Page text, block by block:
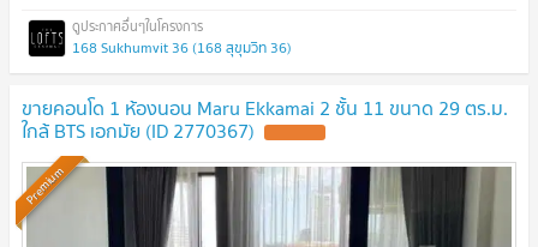
168 Sukhumvit 36 (168 สุขุมวิท 36)
ขายคอนโด 1 ห้องนอน Maru Ekkamai 2 ชั้น 11 ขนาด 29 ตร.ม.
ใกล้ BTS เอกมัย (ID 2770367)
Premium